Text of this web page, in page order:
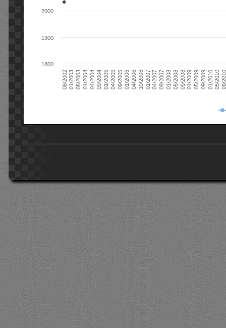
08/200201/200308/200301/200404/200409/200401/200504/200509/200501/200604/200610/200601/200704/200709/200701/200805/200809/200801/200905/200909/200901/201005/201009/
1800
1900
2000